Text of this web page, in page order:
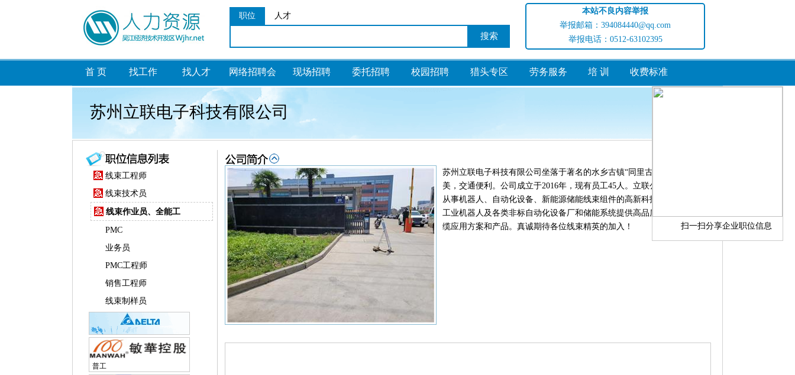
职位 人才
本站不良内容举报
举报邮箱：394084440@qq.com
举报电话：0512-63102395
首 页 找工作 找人才 网络招聘会 现场招聘 委托招聘 校园招聘 猎头专区 劳务服务 培 训 收费标准
苏州立联电子科技有限公司
线束工程师
线束技术员
线束作业员、全能工
PMC
业务员
PMC工程师
销售工程师
线束制样员
普工
扫一扫分享企业职位信息
苏州立联电子科技有限公司坐落于著名的水乡古镇“同里古镇” ，风景优
美，交通便利。公司成立于2016年，现有员工45人。立联公司是一家专业
从事机器人、自动化设备、新能源储能线束组件的高新科技企业。主要为
工业机器人及各类非标自动化设备厂和储能系统提供高品质创新的电线电
缆应用方案和产品。真诚期待各位线束精英的加入！